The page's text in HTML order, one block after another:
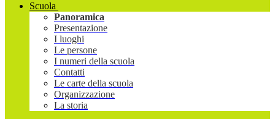
Scuola
Panoramica
Presentazione
I luoghi
Le persone
I numeri della scuola
Contatti
Le carte della scuola
Organizzazione
La storia